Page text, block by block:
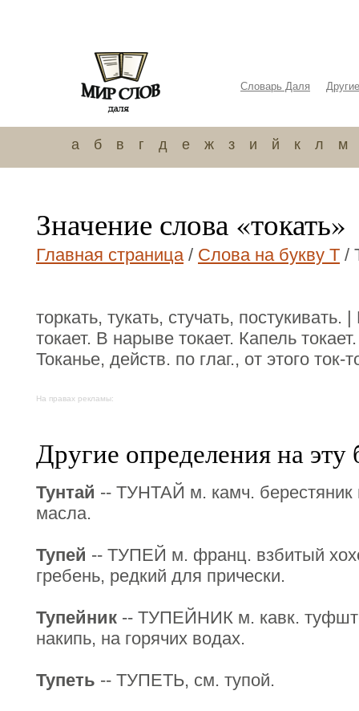
Словарь Даля
а б в г д е ж з и й к л м
Значение слова «токать»
Главная страница/ Слова на букву Т /
торкать, тукать, стучать,
токает. В нарыве токает. Капель
Токанье, действ. по глаг., от этого ток-
На правах рекламы:
Другие определения на эту
Тунтай -- ТУНТАЙ м. камч. берестяник
масла.
Тупей -- ТУПЕЙ м. франц. взбитый
гребень, редкий для прически.
Тупейник -- ТУПЕЙНИК м. кавк.
накипь, на горячих водах.
Тупеть -- ТУПЕТЬ, см. тупой.